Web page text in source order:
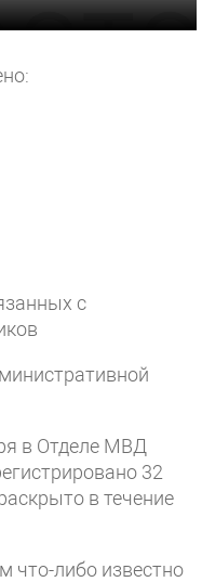
с
в Отделе МВД
32
в течение
что-либо известно